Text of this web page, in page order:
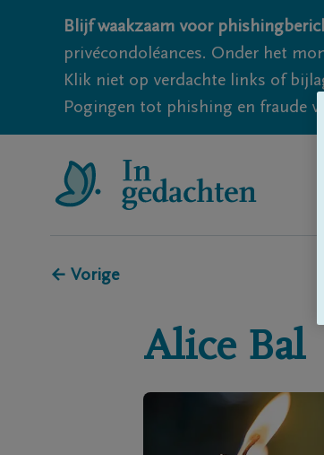
Blijf waakzaam voor
privécondoléances. Onder het
Klik niet op verdachte links of
Pogingen tot phishing en fraude
← Vorige
Alice Bal